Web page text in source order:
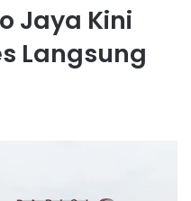
Jaya Kini
Langsung